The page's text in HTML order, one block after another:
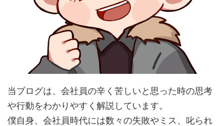
当ブログは、会社員の辛く苦しいと思った時の思考
や行動をわかりやすく解説しています。
僕自身、会社員時代には数々の失敗やミス、叱られ